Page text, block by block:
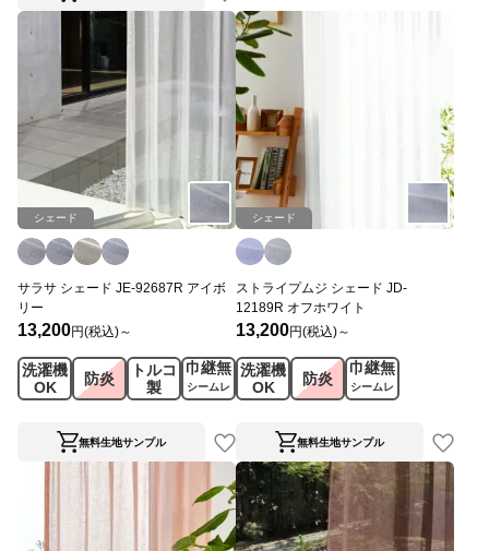
シェード
サラサ シェード JE-92687R アイボ
リー
13,200円(税込)～
洗濯機
OK
防炎
トルコ
製
巾継無
シームレ
ス
無料生地サンプル
シェード
ストライプムジ シェード JD-
12189R オフホワイト
13,200円(税込)～
洗濯機
OK
防炎
巾継無
シームレ
ス
無料生地サンプル